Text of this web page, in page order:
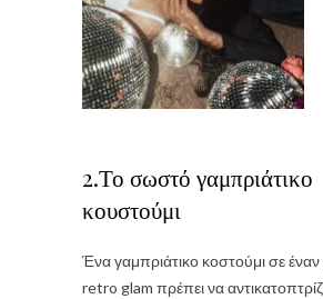
2.Το σωστό γαμπριάτικο
κουστούμι
Ένα γαμπριάτικο κοστούμι σε
retro glam πρέπει να